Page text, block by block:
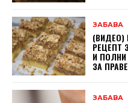
ЗАБАВА
(ВИДЕО)
РЕЦЕПТ
И
ЗА
ЗАБАВА